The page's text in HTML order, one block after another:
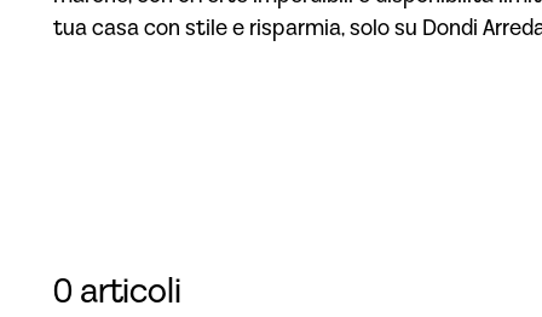
tua casa con stile e risparmia, solo su Dondi
0 articoli